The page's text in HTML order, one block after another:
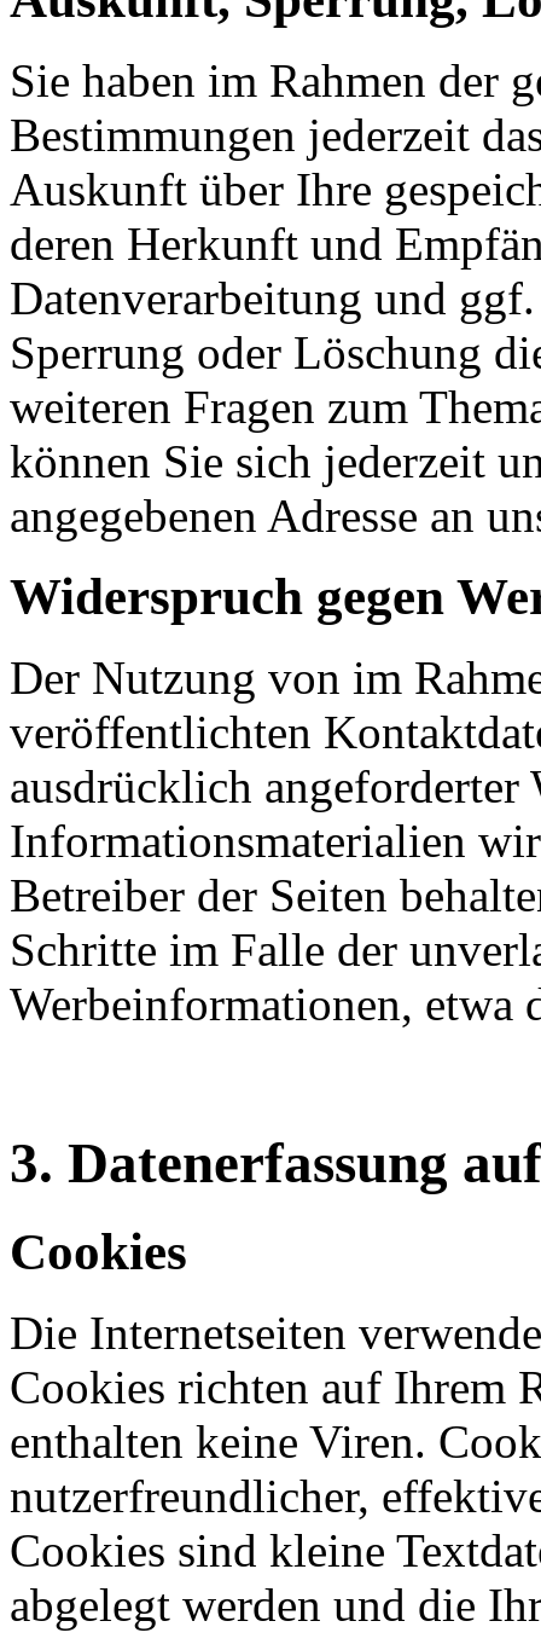
Sie haben im Rahmen der
Bestimmungen jederzeit
Auskunft über Ihre
deren Herkunft und
Datenverarbeitung und
Sperrung oder Löschung
weiteren Fragen zum
können Sie sich jederzeit
angegebenen Adresse an
Widerspruch gegen
Der Nutzung von im
veröffentlichten
ausdrücklich angeforderter
Informationsmaterialien
Betreiber der Seiten
Schritte im Falle der
Werbeinformationen, etwa
3. Datenerfassung
Cookies
Die Internetseiten
Cookies richten auf Ihrem
enthalten keine Viren.
nutzerfreundlicher,
Cookies sind kleine
abgelegt werden und die